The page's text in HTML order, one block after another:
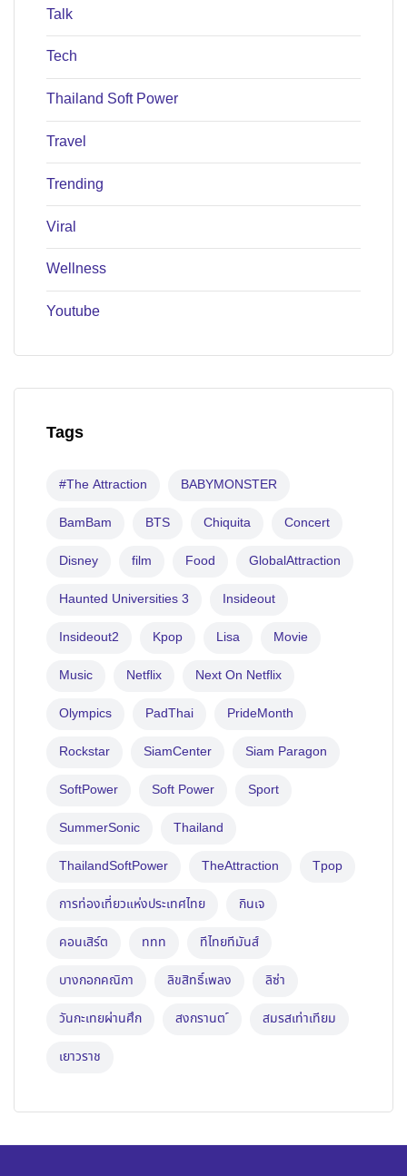
Talk
Tech
Thailand Soft Power
Travel
Trending
Viral
Wellness
Youtube
Tags
#The Attraction BABYMONSTER
BamBam BTS Chiquita Concert
Disney film Food GlobalAttraction
Haunted Universities 3 Insideout
Insideout2 Kpop Lisa Movie
Music Netflix Next On Netflix
Olympics PadThai PrideMonth
Rockstar SiamCenter Siam Paragon
SoftPower Soft Power Sport
SummerSonic Thailand
ThailandSoftPower TheAttraction Tpop
การท่องเที่ยวแห่งประเทศไทย กินเจ
คอนเสิร์ต ททท ทีไทยทีมันส์
บางกอกคณิกา ลิขสิทธิ์เพลง ลิซ่า
วันกะเทยผ่านศึก สงกรานต ์ สมรสเท่าเทียม
เยาวราช